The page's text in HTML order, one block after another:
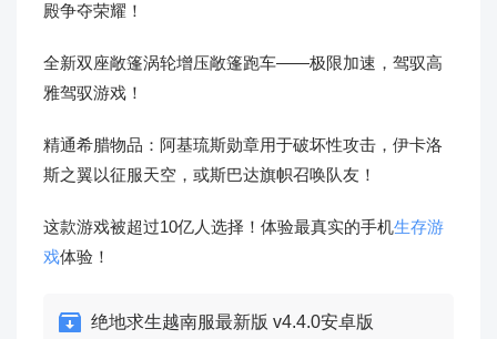
殿争夺荣耀！
全新双座敞篷涡轮增压敞篷跑车——极限加速，驾驭高
雅驾驭游戏！
精通希腊物品：阿基琉斯勋章用于破坏性攻击，伊卡洛
斯之翼以征服天空，或斯巴达旗帜召唤队友！
这款游戏被超过10亿人选择！体验最真实的手机生存游
戏体验！
绝地求生越南服最新版 v4.4.0安卓版